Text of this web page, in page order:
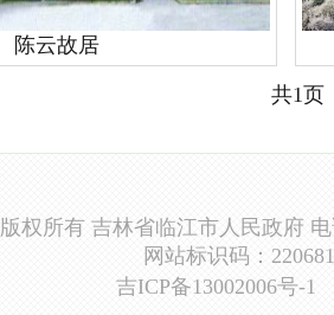
陈云故居
共1页
版权所有 吉林省临江市人民政府 电
网站标识码：
吉ICP备13002006号-1